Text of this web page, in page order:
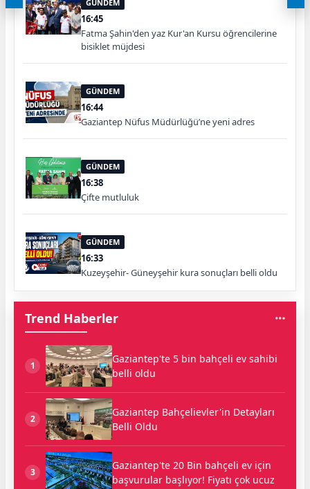
GÜNDEM
16:45
Fatma Şahin'den yaz Kur'an Kursu öğrencilerine
bisiklet müjdesi
GÜNDEM
16:44
Gaziantep Nüfus Müdürlüğü’ne yeni adres
GÜNDEM
16:38
Çifte mutluluk
GÜNDEM
16:33
Kuzeyşehir- Güneyşehir kura sonuçları belli oldu
Trend Haberler
1
Gaziantep'te 5 bin bahçeli ev sahibi
belli oldu
2
Gaziantep Bahçelievler'in Detayları
Belli Oldu
3
Gaziantep'te 20 Bin bahçeli ev için
başvurular başlıyor! Fiyatı çok ucuz